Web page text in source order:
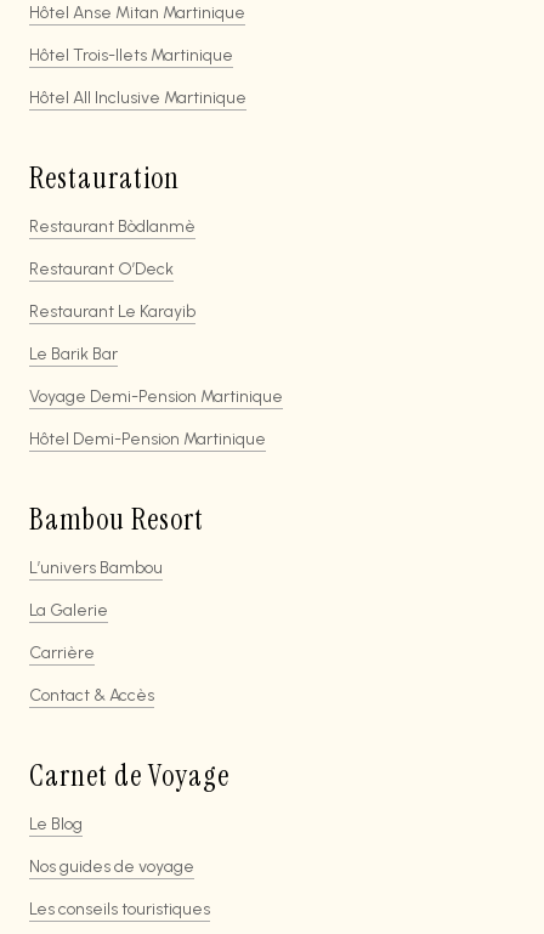
Hôtel Anse Mitan Martinique
Hôtel Trois-Ilets Martinique
Hôtel All Inclusive Martinique
Restauration
Restaurant Bòdlanmè
Restaurant O’Deck
Restaurant Le Karayib
Le Barik Bar
Voyage Demi-Pension Martinique
Hôtel Demi-Pension Martinique
Bambou Resort
L’univers Bambou
La Galerie
Carrière
Contact & Accès
Carnet de Voyage
Le Blog
Nos guides de voyage
Les conseils touristiques